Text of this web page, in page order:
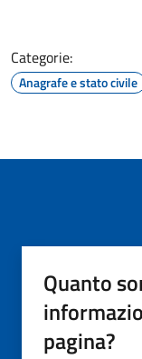
Categorie:
Anagrafe e stato civile
Quanto
pagina?